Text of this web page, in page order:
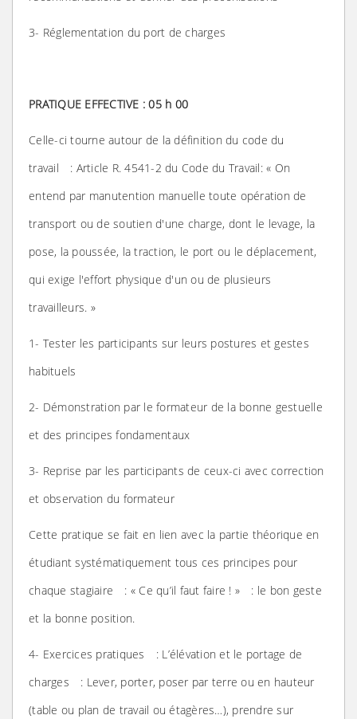
3- Réglementation du port de charges
PRATIQUE EFFECTIVE : 05 h 00
Celle-ci tourne autour de la définition du code du
travail : Article R. 4541-2 du Code du Travail: « On
entend par manutention manuelle toute opération de
transport ou de soutien d'une charge, dont le levage, la
pose, la poussée, la traction, le port ou le déplacement,
qui exige l'effort physique d'un ou de plusieurs
travailleurs. »
1- Tester les participants sur leurs postures et gestes
habituels
2- Démonstration par le formateur de la bonne gestuelle
et des principes fondamentaux
3- Reprise par les participants de ceux-ci avec correction
et observation du formateur
Cette pratique se fait en lien avec la partie théorique en
étudiant systématiquement tous ces principes pour
chaque stagiaire : « Ce qu’il faut faire ! » : le bon geste
et la bonne position.
4- Exercices pratiques : L’élévation et le portage de
charges : Lever, porter, poser par terre ou en hauteur
(table ou plan de travail ou étagères…), prendre sur